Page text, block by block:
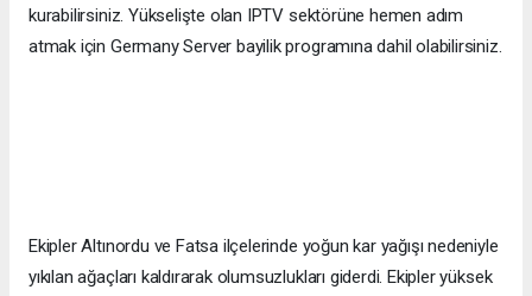
kurabilirsiniz. Yükselişte olan IPTV sektörüne hemen adım
atmak için Germany Server bayilik programına dahil olabilirsiniz.
Ekipler Altınordu ve Fatsa ilçelerinde yoğun kar yağışı nedeniyle
yıkılan ağaçları kaldırarak olumsuzlukları giderdi. Ekipler yüksek